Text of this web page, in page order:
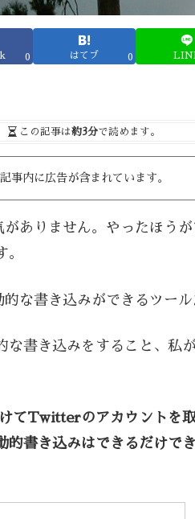
0 はてブ 0
この記事は約3分で読めます。
記事内に広告が含まれています。
ありません。やったほう
な書き込みができるツール
書き込みをすること、私
てTwitterのアカウントを
的書き込みはできるだけで